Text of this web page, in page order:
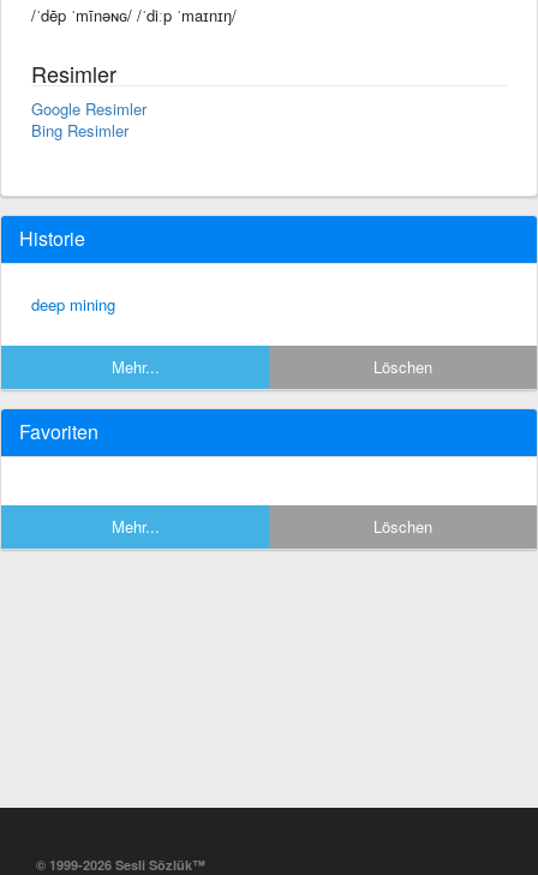
/ˈdēp ˈmīnəɴɢ/ /ˈdiːp ˈmaɪnɪŋ/
Resimler
Google Resimler
Bing Resimler
Historie
deep mining
Mehr... Löschen
Favoriten
Mehr... Löschen
© 1999-2026 Sesli Sözlük™